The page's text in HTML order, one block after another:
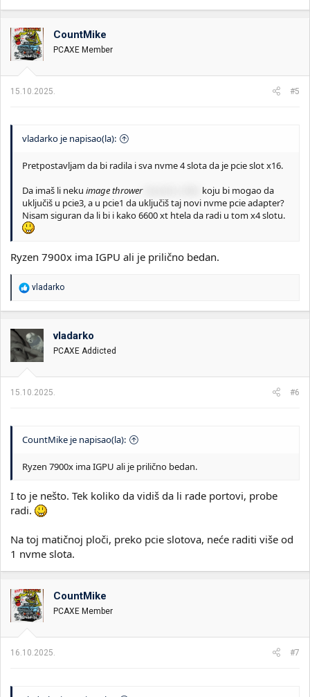
CountMike
PCAXE Member
15.10.2025. #5
vladarko je napisao(la):
Pretpostavljam da bi radila i sva nvme 4 slota da je pcie slot x16.
Da imaš li neku image thrower
koju bi mogao da
uključiš u pcie3, a u pcie1 da uključiš taj novi nvme pcie adapter?
Nisam siguran da li bi i kako 6600 xt htela da radi u tom x4 slotu.
Ryzen 7900x ima IGPU ali je prilično bedan.
R
o
v
a
n
:
vladarko
vladarko
PCAXE Addicted
15.10.2025. #6
CountMike je napisao(la):
Ryzen 7900x ima IGPU ali je prilično bedan.
I to je nešto. Tek koliko da vidiš da li rade portovi, probe
radi.
Na toj matičnoj ploči, preko pcie slotova, neće raditi više od
1 nvme slota.
CountMike
PCAXE Member
16.10.2025. #7